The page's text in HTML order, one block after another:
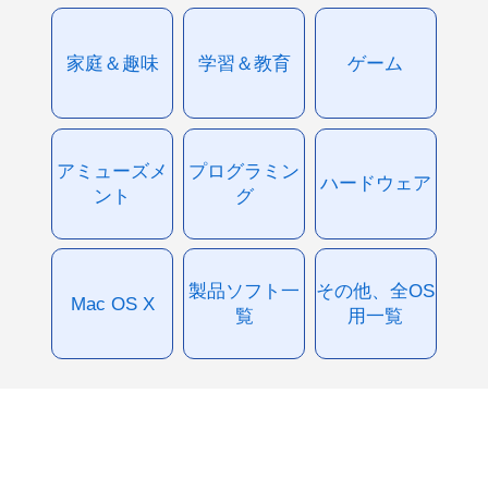
家庭＆趣味 学習＆教育 ゲーム
アミューズメ
ント
プログラミン
グ
ハードウェア
Mac OS X
製品ソフト一
覧
その他、全OS
用一覧